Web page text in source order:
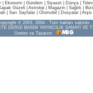
Ekonomi Gündem Siyaset Dünya |
Güzeli Astroloji Magazin Sağlık
Sarı Sayfalar Otomobil Dosyalar Arşiv
© 2003, 2004 - Tüm hakları saklıdır.
DERGİ BASIM YAYINCILIK SANAYİ VE
Üretim ve Tasarım